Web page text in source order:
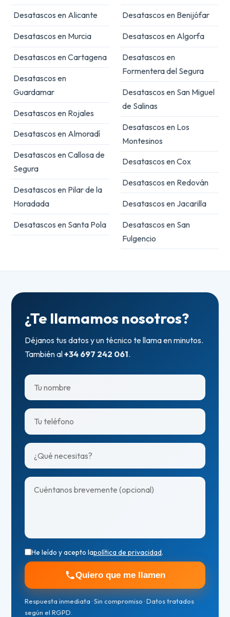
Desatascos en Alicante
Desatascos en Murcia
Desatascos en Cartagena
Desatascos en
Guardamar
Desatascos en Rojales
Desatascos en Almoradí
Desatascos en Callosa de
Segura
Desatascos en Pilar de la
Horadada
Desatascos en Santa Pola
Desatascos en Benijófar
Desatascos en Algorfa
Desatascos en
Formentera del Segura
Desatascos en San Miguel
de Salinas
Desatascos en Los
Montesinos
Desatascos en Cox
Desatascos en Redován
Desatascos en Jacarilla
Desatascos en San
Fulgencio
¿Te llamamos nosotros?
Déjanos tus datos y un técnico te llama en minutos.
También al+34 697 242 061.
He leído y acepto lapolítica de privacidad.
Quiero que me llamen
Respuesta inmediata · Sin compromiso · Datos tratados
según el RGPD.